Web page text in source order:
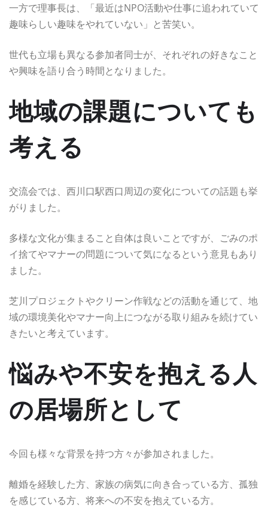
一方で理事長は、「最近はNPO活動や仕事に追われていて
趣味らしい趣味をやれていない」と苦笑い。
世代も立場も異なる参加者同士が、それぞれの好きなこと
や興味を語り合う時間となりました。
地域の課題についても
考える
交流会では、西川口駅西口周辺の変化についての話題も挙
がりました。
多様な文化が集まること自体は良いことですが、ごみのポ
イ捨てやマナーの問題について気になるという意見もあり
ました。
芝川プロジェクトやクリーン作戦などの活動を通じて、地
域の環境美化やマナー向上につながる取り組みを続けてい
きたいと考えています。
悩みや不安を抱える人
の居場所として
今回も様々な背景を持つ方々が参加されました。
離婚を経験した方、家族の病気に向き合っている方、孤独
を感じている方、将来への不安を抱えている方。